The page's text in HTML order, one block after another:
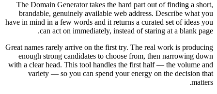
The Domain Generator takes the hard part out of finding a short,
brandable, genuinely available web address. Describe what you
have in mind in a few words and it returns a curated set of ideas you
can act on immediately, instead of staring at a blank page.
Great names rarely arrive on the first try. The real work is producing
enough strong candidates to choose from, then narrowing down
with a clear head. This tool handles the first half — the volume and
variety — so you can spend your energy on the decision that
matters.